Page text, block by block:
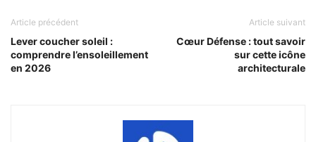
Article précédent
Lever coucher soleil :
comprendre l’ensoleillement
en 2026
Article suivant
Cœur Défense : tout savoir
sur cette icône
architecturale